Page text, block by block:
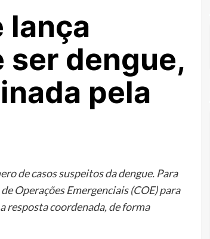
lança
ser dengue,
pela
de casos suspeitos da dengue. Para
Operações Emergenciais (COE) para
resposta coordenada, de forma